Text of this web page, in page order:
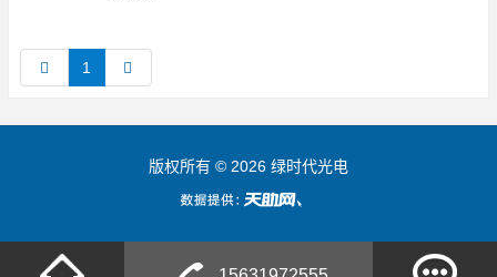
1
版权所有 © 2026 绿时代光电